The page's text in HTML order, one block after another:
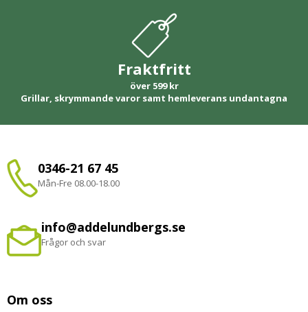
Fraktfritt
över 599 kr
Grillar, skrymmande varor samt hemleverans undantagna
0346-21 67 45
Mån-Fre 08.00-18.00
info@addelundbergs.se
Frågor och svar
Om oss